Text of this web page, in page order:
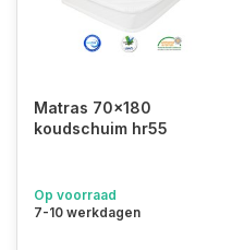
Matras 70x180
koudschuim hr55
Op voorraad
7-10 werkdagen